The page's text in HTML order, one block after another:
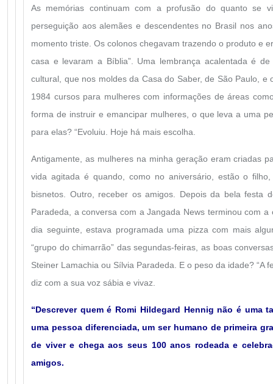
As memórias continuam com a profusão do quanto se
perseguição aos alemães e descendentes no Brasil nos
momento triste. Os colonos chegavam trazendo o produto e
casa e levaram a Bíblia”. Uma lembrança acalentada é
cultural, que nos moldes da Casa do Saber, de São Paulo, e
1984 cursos para mulheres com informações de áreas
forma de instruir e emancipar mulheres, o que leva a uma
para elas? “Evoluiu. Hoje há mais escolha.
Antigamente, as mulheres na minha geração eram criadas
vida agitada é quando, como no aniversário, estão o
bisnetos. Outro, receber os amigos. Depois da bela festa
Paradeda, a conversa com a Jangada News terminou com
dia seguinte, estava programada uma pizza com mais
“grupo do chimarrão” das segundas-feiras, as boas
Steiner Lamachia ou Sílvia Paradeda. E o peso da idade? “A
diz com a sua voz sábia e vivaz.
“Descrever quem é Romi Hildegard Hennig não é uma
uma pessoa diferenciada, um ser humano de primeira
de viver e chega aos seus 100 anos rodeada e
amigos.